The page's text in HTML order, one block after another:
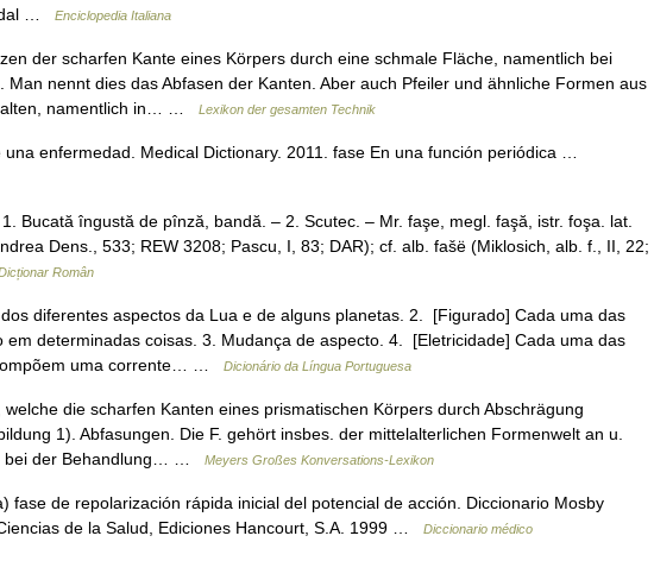
dal …
Enciclopedia Italiana
der scharfen Kante eines Körpers durch eine schmale Fläche, namentlich bei
Man nennt dies das Abfasen der Kanten. Aber auch Pfeiler und ähnliche Formen aus
namentlich in… …
Lexikon der gesamten Technik
enfermedad. Medical Dictionary. 2011. fase En una función periódica …
Bucată îngustă de pînză, bandă. – 2. Scutec. – Mr. faşe, megl. faşă, istr. foşa. lat.
Dens., 533; REW 3208; Pascu, I, 83; DAR); cf. alb. fašë (Miklosich, alb. f., II, 22;
Român
diferentes aspectos da Lua e de alguns planetas. 2. [Figurado] Cada uma das
em determinadas coisas. 3. Mudança de aspecto. 4. [Eletricidade] Cada uma das
uma corrente… …
Dicionário da Língua Portuguesa
die scharfen Kanten eines prismatischen Körpers durch Abschrägung
1). Abfasungen. Die F. gehört insbes. der mittelalterlichen Formenwelt an u.
bei der Behandlung… …
Meyers Großes Konversations-Lexikon
fase de repolarización rápida inicial del potencial de acción. Diccionario Mosby
de la Salud, Ediciones Hancourt, S.A. 1999 …
Diccionario médico